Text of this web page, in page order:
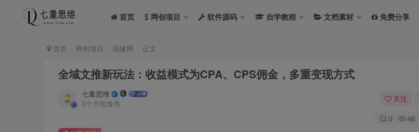
首页 网创项目 软件源码 自学教程 文档素材 免费分享
首页 网创项目 福缘网 正文
全域文推新玩法：收益模式为CPA、CPS佣金，多重变现方式
七量思维
2个月前发布
关注
0 46